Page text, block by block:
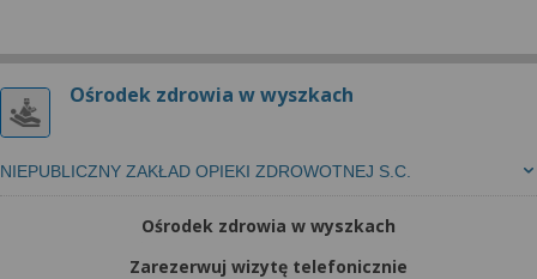
Ośrodek zdrowia w wyszkach
NIEPUBLICZNY ZAKŁAD OPIEKI ZDROWOTNEJ S.C.
Ośrodek zdrowia w wyszkach
Zarezerwuj wizytę telefonicznie